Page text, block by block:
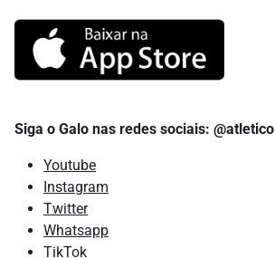
Siga o Galo nas redes sociais: @atletico
Youtube
Instagram
Twitter
Whatsapp
TikTok